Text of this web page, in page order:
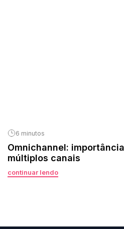
6 minutos
Omnichannel:
múltiplos canais
continuar lendo